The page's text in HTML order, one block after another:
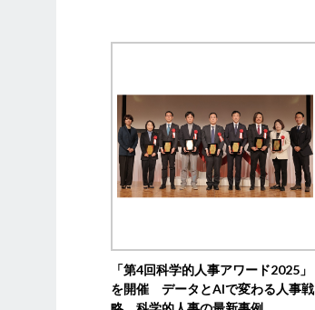
「第4回科学的人事アワード2025」
を開催 データとAIで変わる人事戦